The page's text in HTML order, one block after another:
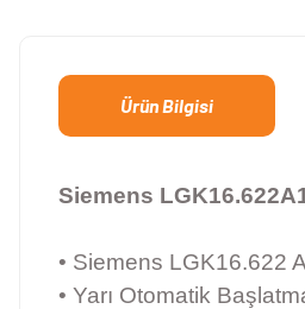
Ürün Bilgisi
Siemens
• Siemens LGK16.622
• Yarı Otomatik